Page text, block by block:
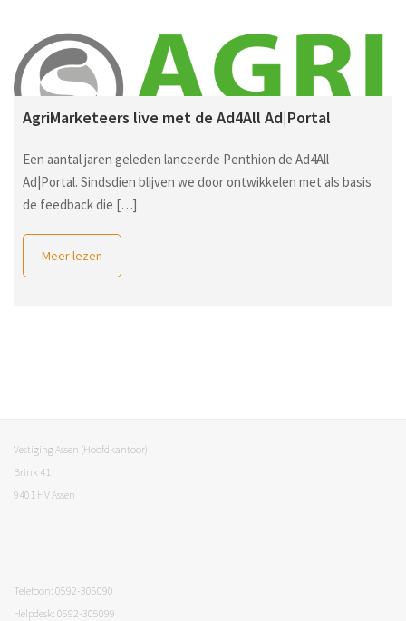
AgriMarketeers live met de Ad4All Ad|Portal
Een aantal jaren geleden lanceerde Penthion de Ad4All
Ad|Portal. Sindsdien blijven we door ontwikkelen met als basis
de feedback die […]
Meer lezen
Vestiging Assen (Hoofdkantoor)
Brink 41
9401 HV Assen
Telefoon: 0592-305090
Helpdesk: 0592-305099